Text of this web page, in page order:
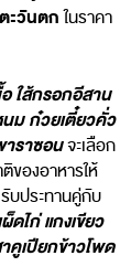
ตะวันตกในราคา
ใส้กรอกอีสาน
นม ก๋วยเตี๋ยวคั่ว
าราซอนจะเลือก
ของอาหารให้
ประทานคู่กับ
ไก่ แกงเขียว
เปียกข้าวโพด